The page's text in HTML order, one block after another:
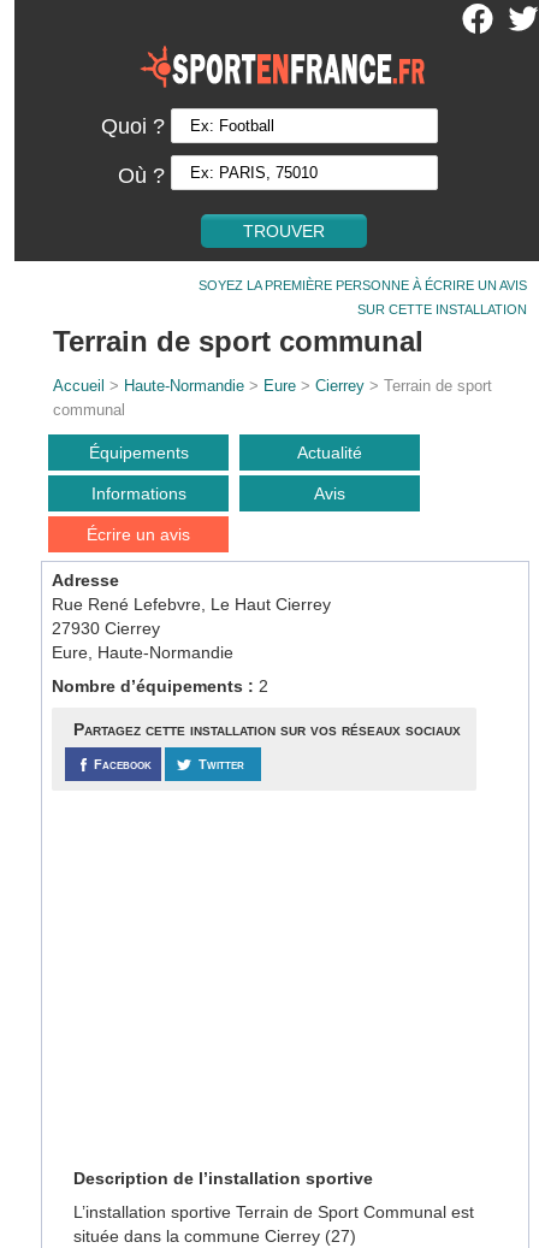
Quoi ?
Où ?
SOYEZ LA PREMIÈRE PERSONNE À ÉCRIRE UN AVIS
SUR CETTE INSTALLATION
Terrain de sport communal
Accueil > Haute-Normandie > Eure >Cierrey > Terrain de sport
communal
Équipements Actualité
Informations Avis
Écrire un avis
Adresse
Rue René Lefebvre, Le Haut Cierrey
27930 Cierrey
Eure, Haute-Normandie
Nombre d’équipements : 2
Partagez cette installation sur vos réseaux sociaux
Facebook Twitter
Description de l’installation sportive
L’installation sportive Terrain de Sport Communal est
située dans la commune Cierrey (27)